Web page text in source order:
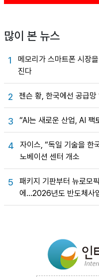
많이 본 뉴스
1
메모리가 스마트폰 시장
진다
2 젠슨 황, 한국에선 공급
3 “AI는 새로운 산업, AI 팩
4
자이스, “독일 기술을 한
노베이션 센터 개소
5
패키지 기판부터 뉴로모
에…2026년도 반도체사